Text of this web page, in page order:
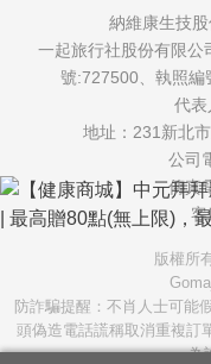
納維康生技
一起旅行社股份有限
號:727500、執照編
代表
地址：231新北
公司
傳真
客
版權所
防詐騙提醒：不肖人士可能
頭偽造電話謊稱取消重複訂
為